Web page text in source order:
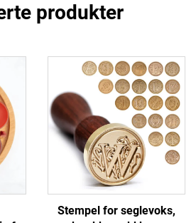
produkter
Stempel for seglevoks,